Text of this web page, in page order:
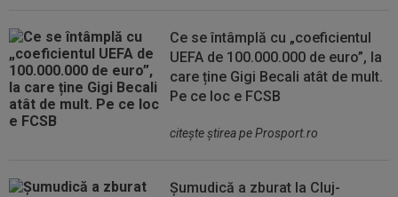
Ce se întâmplă cu „coeficientul
UEFA de 100.000.000 de euro”, la
care ține Gigi Becali atât de mult.
Pe ce loc e FCSB
citeşte ştirea pe Prosport.ro
Șumudică a zburat la Cluj-